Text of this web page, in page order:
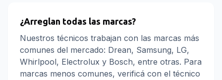
¿Arreglan todas las marcas?
Nuestros técnicos trabajan con las marcas más
comunes del mercado: Drean, Samsung, LG,
Whirlpool, Electrolux y Bosch, entre otras. Para
marcas menos comunes, verificá con el técnico